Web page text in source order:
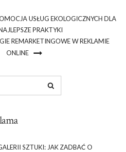
USŁUG EKOLOGICZNYCH DLA
PRAKTYKI
REMARKETINGOWE W REKLAMIE
ONLINE
SZTUKI: JAK ZADBAĆ O